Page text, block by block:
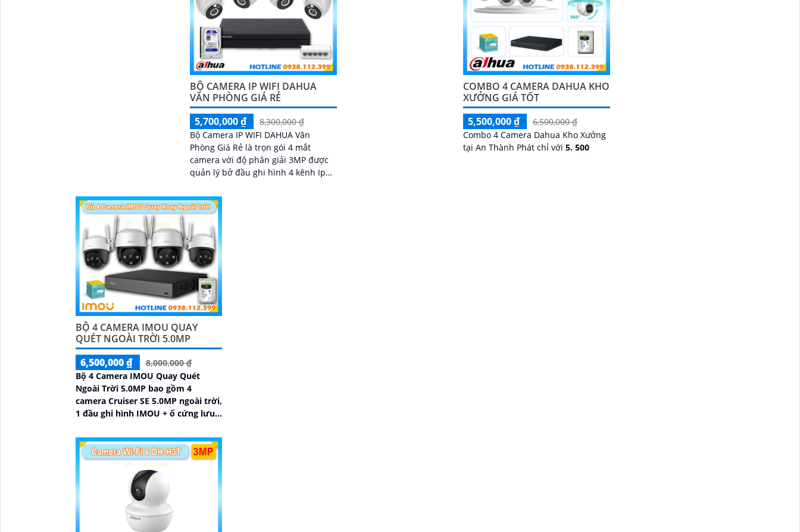
BỘ CAMERA IP WIFI DAHUA
VĂN PHÒNG GIÁ RẺ
5,700,000 ₫
8,300,000 ₫
Bộ Camera IP WIFI DAHUA Văn
Phòng Giá Rẻ là trọn gói 4 mắt
camera với độ phân giải 3MP được
quản lý bở đầu ghi hình 4 kênh Ip
về ổ cứng trong đầu ghi hình với đầy
đủ các chưc năng như AI Phát hiện
chuyển động, đàm thoại âm thanh 2
chiều và giám sát có màu vào ban
đêm
COMBO 4 CAMERA DAHUA KHO
XƯỞNG GIÁ TỐT
5,500,000 ₫
6,500,000 ₫
Combo 4 Camera Dahua Kho Xưởng
tại An Thành Phát chỉ với5. 500
BỘ 4 CAMERA IMOU QUAY
QUÉT NGOÀI TRỜI 5.0MP
6,500,000 ₫
8,000,000 ₫
Bộ 4 Camera IMOU Quay Quét
Ngoài Trời 5.0MP bao gồm 4
camera Cruiser SE 5.0MP ngoài trời,
1 đầu ghi hình IMOU + ổ cứng lưu
chuyên dụng cho camera